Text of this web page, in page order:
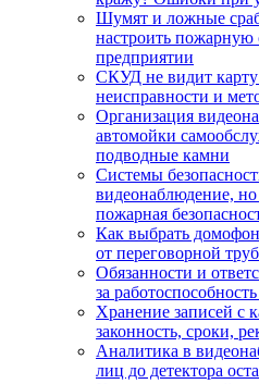
Шумят и ложные
настроить пожарную
предприятии
СКУД не видит
неисправности и
Организация
автомойки
подводные камни
Системы
видеонаблюдение, но
пожарная
Как выбрать
от переговорной
Обязанности и
за
Хранение записей с
законность, сроки,
Аналитика в
лиц до детектора